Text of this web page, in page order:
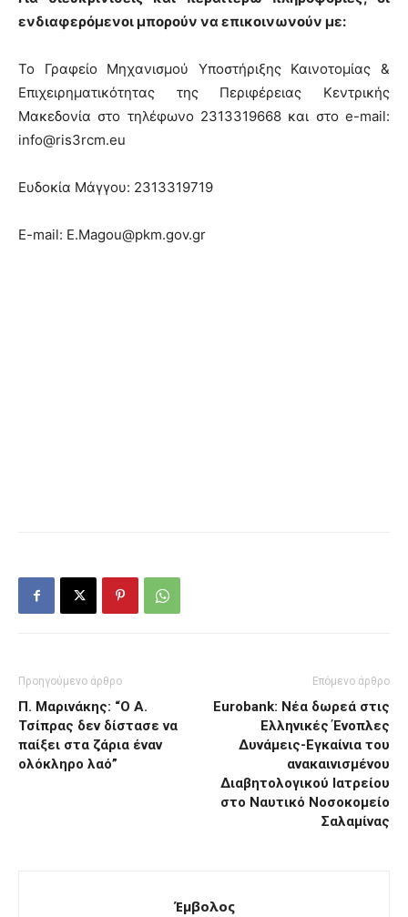
ενδιαφερόμενοι μπορούν να επικοινωνούν με:
Το Γραφείο Μηχανισμού Υποστήριξης Καινοτομίας &
Επιχειρηματικότητας της Περιφέρειας Κεντρικής
Μακεδονία στο τηλέφωνο 2313319668 και στο e-mail:
info@ris3rcm.eu
Ευδοκία Μάγγου: 2313319719
E-mail: E.Magou@pkm.gov.gr
Προηγούμενο άρθρο
Π. Μαρινάκης: “Ο Α.
Τσίπρας δεν δίστασε να
παίξει στα ζάρια έναν
ολόκληρο λαό”
Επόμενο άρθρο
Eurobank: Νέα δωρεά στις
Ελληνικές Ένοπλες
Δυνάμεις-Εγκαίνια του
ανακαινισμένου
Διαβητολογικού Ιατρείου
στο Ναυτικό Νοσοκομείο
Σαλαμίνας
Έμβολος